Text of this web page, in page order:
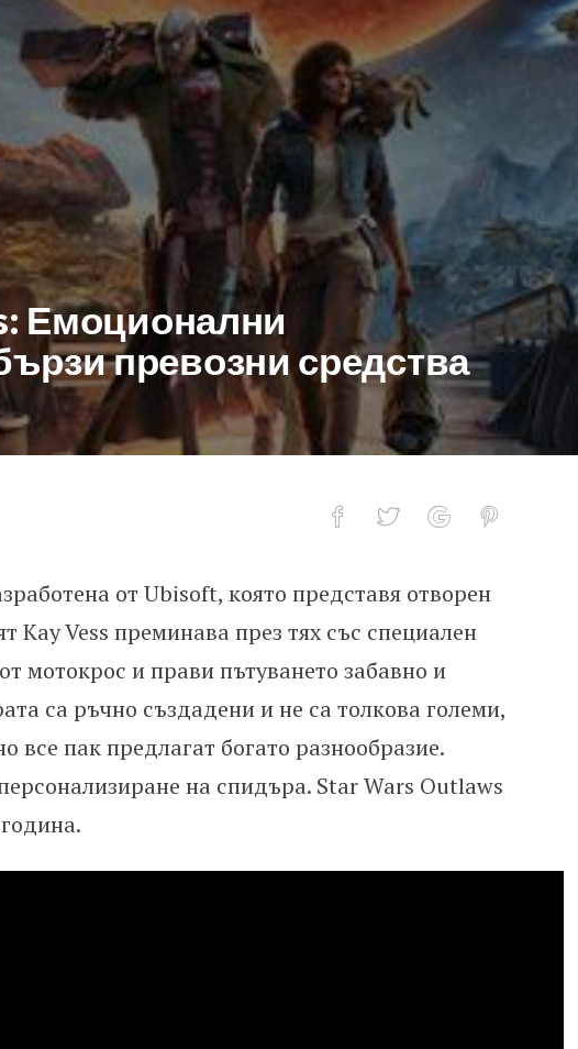
Емоционални
превозни средства
пътешествия с бързи
от Ubisoft, която представя отворен
Kay Vess преминава през тях със специален
мотокрос и прави пътуването забавно и
са ръчно създадени и не са толкова големи,
все пак предлагат богато разнообразие.
на спидъра. Star Wars Outlaws